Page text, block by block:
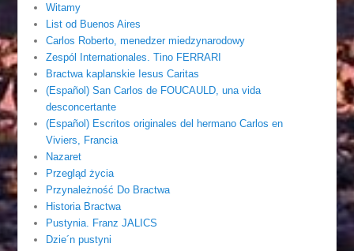
Witamy
List od Buenos Aires
Carlos Roberto, menedzer miedzynarodowy
Zespól Internationales. Tino FERRARI
Bractwa kaplanskie Iesus Caritas
(Español) San Carlos de FOUCAULD, una vida
desconcertante
(Español) Escritos originales del hermano Carlos en
Viviers, Francia
Nazaret
Przegląd życia
Przynależność Do Bractwa
Historia Bractwa
Pustynia. Franz JALICS
Dzie´n pustyni